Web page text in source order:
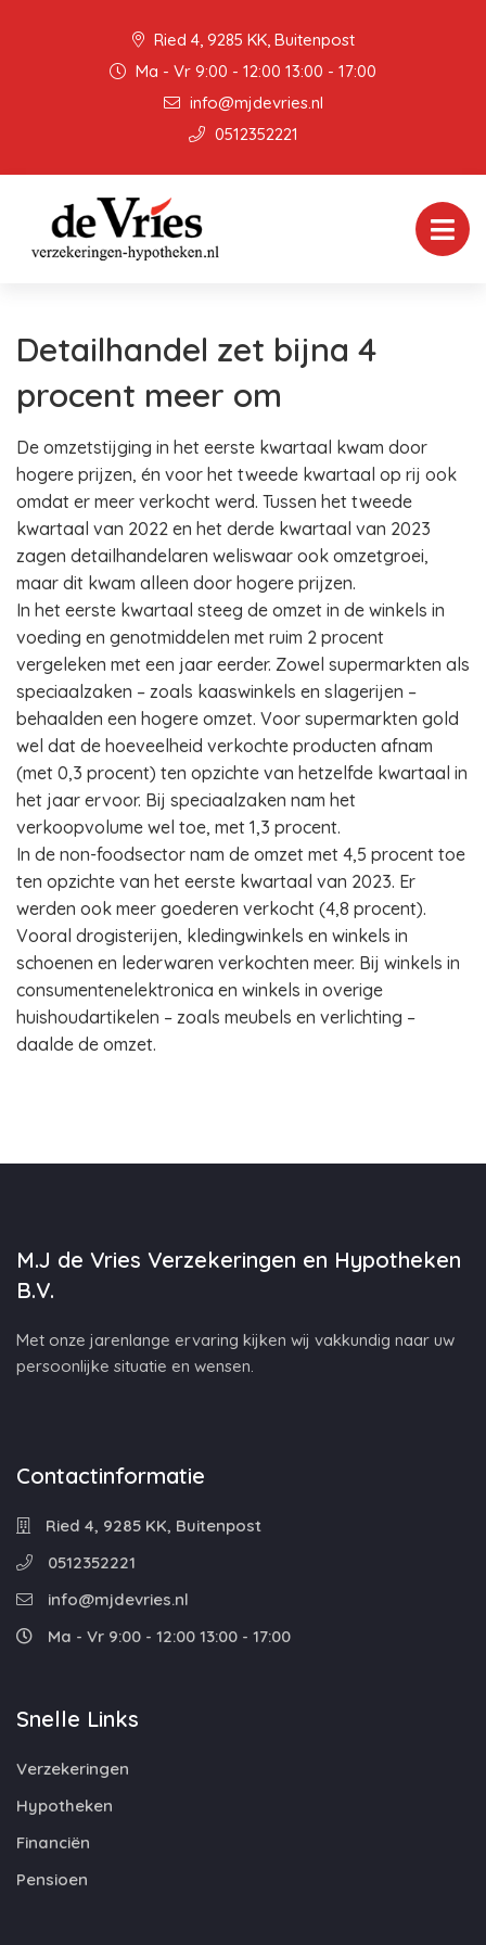
Ried 4, 9285 KK, Buitenpost
Ma - Vr 9:00 - 12:00 13:00 - 17:00
info@mjdevries.nl
0512352221
Detailhandel zet bijna 4
procent meer om
De omzetstijging in het eerste kwartaal kwam door
hogere prijzen, én voor het tweede kwartaal op rij ook
omdat er meer verkocht werd. Tussen het tweede
kwartaal van 2022 en het derde kwartaal van 2023
zagen detailhandelaren weliswaar ook omzetgroei,
maar dit kwam alleen door hogere prijzen.
In het eerste kwartaal steeg de omzet in de winkels in
voeding en genotmiddelen met ruim 2 procent
vergeleken met een jaar eerder. Zowel supermarkten als
speciaalzaken – zoals kaaswinkels en slagerijen –
behaalden een hogere omzet. Voor supermarkten gold
wel dat de hoeveelheid verkochte producten afnam
(met 0,3 procent) ten opzichte van hetzelfde kwartaal in
het jaar ervoor. Bij speciaalzaken nam het
verkoopvolume wel toe, met 1,3 procent.
In de non-foodsector nam de omzet met 4,5 procent toe
ten opzichte van het eerste kwartaal van 2023. Er
werden ook meer goederen verkocht (4,8 procent).
Vooral drogisterijen, kledingwinkels en winkels in
schoenen en lederwaren verkochten meer. Bij winkels in
consumentenelektronica en winkels in overige
huishoudartikelen – zoals meubels en verlichting –
daalde de omzet.
M.J de Vries Verzekeringen en Hypotheken
B.V.
Met onze jarenlange ervaring kijken wij vakkundig naar uw
persoonlijke situatie en wensen.
Contactinformatie
Ried 4, 9285 KK, Buitenpost
0512352221
info@mjdevries.nl
Ma - Vr 9:00 - 12:00 13:00 - 17:00
Snelle Links
Verzekeringen
Hypotheken
Financiën
Pensioen